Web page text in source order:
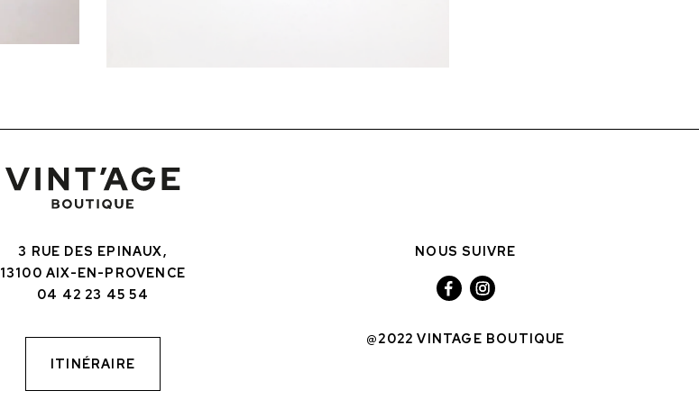
3 RUE DES EPINAUX,
13100 AIX-EN-PROVENCE
04 42 23 45 54
ITINÉRAIRE
NOUS SUIVRE
@2022 VINTAGE BOUTIQUE